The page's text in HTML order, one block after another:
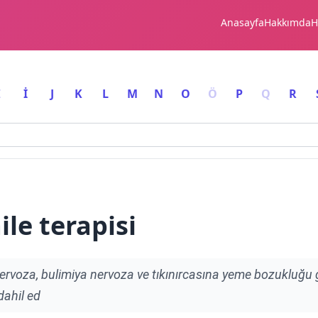
AnasayfaHakkımda
İ J K L M N O Ö P Q R
terapisi
bulimiya nervoza ve tıkınırcasına yeme bozukluğu
ed